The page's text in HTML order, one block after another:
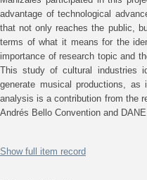
advantage of technological
that not only reaches the public,
terms of what it means for the
importance of research topic and
This study of cultural industries
generate musical productions, as
analysis is a contribution from the
Andrés Bello Convention and
Show full item record